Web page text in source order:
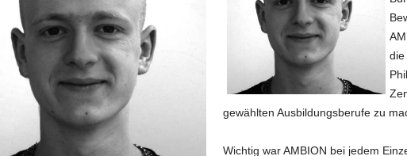
die
gewählten Ausbildungsberufe zu
Wichtig war AMBION bei jedem